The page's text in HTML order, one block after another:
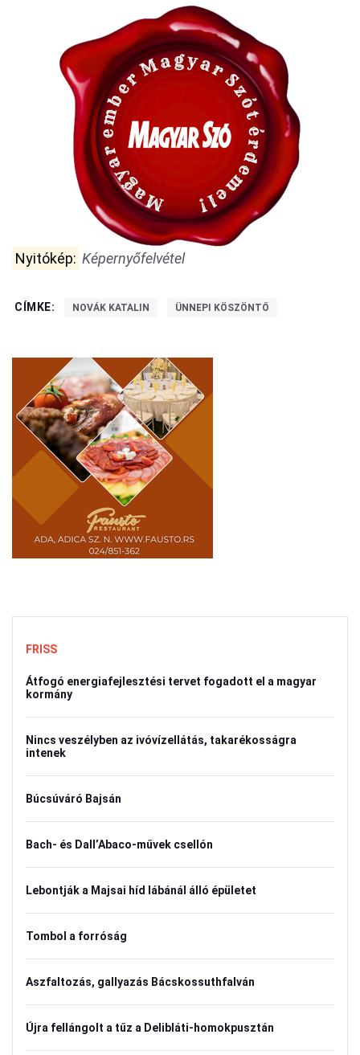
Nyitókép: Képernyőfelvétel
CÍMKE: NOVÁK KATALIN ÜNNEPI KÖSZÖNTŐ
FRISS
Átfogó energiafejlesztési tervet fogadott el a magyar
kormány
Nincs veszélyben az ivóvízellátás, takarékosságra
intenek
Búcsúváró Bajsán
Bach- és Dall’Abaco-művek csellón
Lebontják a Majsai híd lábánál álló épületet
Tombol a forróság
Aszfaltozás, gallyazás Bácskossuthfalván
Újra fellángolt a tűz a Delibláti-homokpusztán